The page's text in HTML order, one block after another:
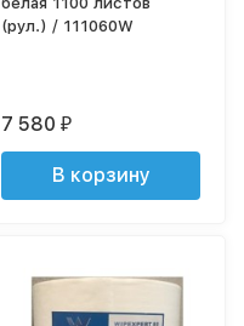
(рул.) / 111060W
7 580₽
В корзину